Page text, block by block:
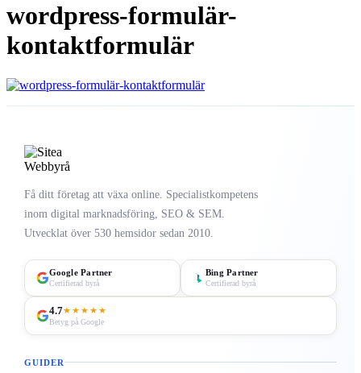
wordpress-formulär-
kontaktformulär
Få ditt företag att växa online. Specialistkompetens
inom digital marknadsföring, SEO & SEM.
Utvecklat över 530 hemsidor sedan 2010.
Google Partner
Certifierad byrå
Bing Partner
Certifierad byrå
4.7★★★★★
Betyg på Google
GUIDER